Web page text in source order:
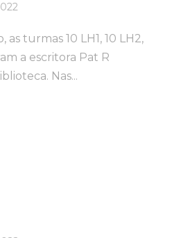
turmas 10 LH1, 10 LH2,
a escritora Pat R
Nas...